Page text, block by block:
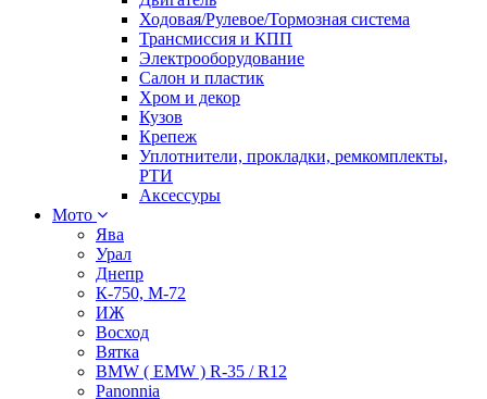
Ходовая/Рулевое/Тормозная система
Трансмиссия и КПП
Электрооборудование
Салон и пластик
Хром и декор
Кузов
Крепеж
Уплотнители, прокладки, ремкомплекты,
РТИ
Аксессуры
Мото
Ява
Урал
Днепр
К-750, М-72
ИЖ
Восход
Вятка
BMW ( EMW ) R-35 / R12
Panonnia